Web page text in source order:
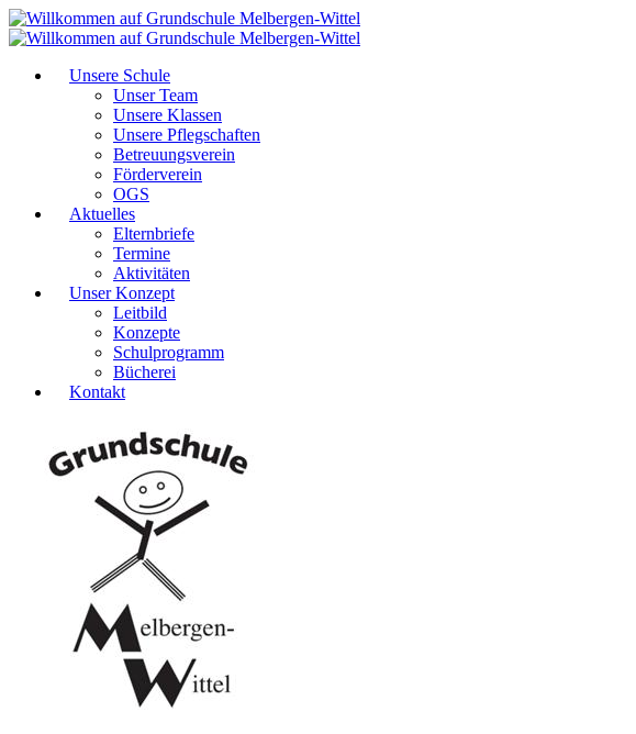
Unsere Schule
Unser Team
Unsere Klassen
Unsere Pflegschaften
Betreuungsverein
Förderverein
OGS
Aktuelles
Elternbriefe
Termine
Aktivitäten
Unser Konzept
Leitbild
Konzepte
Schulprogramm
Bücherei
Kontakt